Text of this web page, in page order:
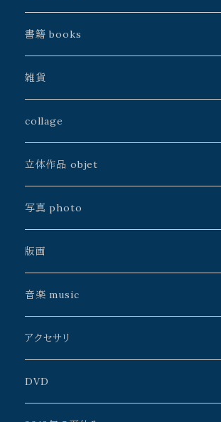
久保田昭宏
建石修志
山本佳世
中川ユウヰチ
川島朗
松島智里
雨花
よこやまぺん
イイノチエ
よこやまぺん
戸田勝久
kazeasobi
建石修志
中村淳次
ゲツメン
うたうた星
mato*noji
チヨト
書籍 books
星野時環
山本佳世
空中線書局／Atelier空中線
銀河通信社
よこやまぺん
鴨沢祐仁
森元暢之
ミズタニカエコ
雑貨
アトリエJALANJALAN
ふじわら工房
雨花
中川ユウヰチ
よりそう
タニザワピーチ
monoclone
collage
山本佳世
手製本
中川ユウヰチ
松島智里
百瀬靖子
久保田昭宏
星野時環
立体作品 objet
久保田昭宏
星野時環
雨花
山本佳世
百瀬靖子
写真 photo
久保田昭宏
Erico
版画
イイノチエ
音楽 music
アクセサリ
AzulFábrica+spinn
DVD